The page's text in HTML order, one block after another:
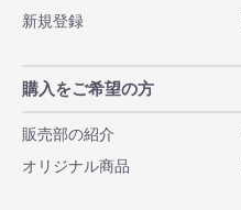
新規登録
購入をご希望の方
販売部の紹介
オリジナル商品